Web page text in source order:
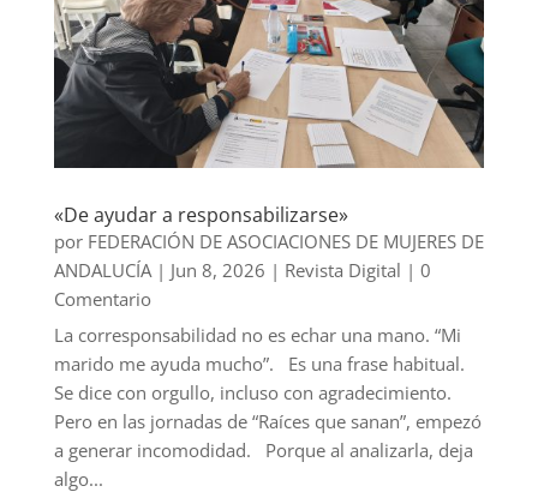
«De ayudar a responsabilizarse»
por FEDERACIÓN DE ASOCIACIONES DE MUJERES DE
ANDALUCÍA| Jun 8, 2026 | Revista Digital | 0
Comentario
La corresponsabilidad no es echar una mano. “Mi
marido me ayuda mucho”. Es una frase habitual.
Se dice con orgullo, incluso con agradecimiento.
Pero en las jornadas de “Raíces que sanan”, empezó
a generar incomodidad. Porque al analizarla, deja
algo...